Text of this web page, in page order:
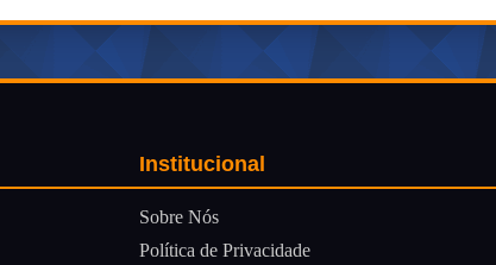
Institucional
Sobre Nós
Política de Privacidade